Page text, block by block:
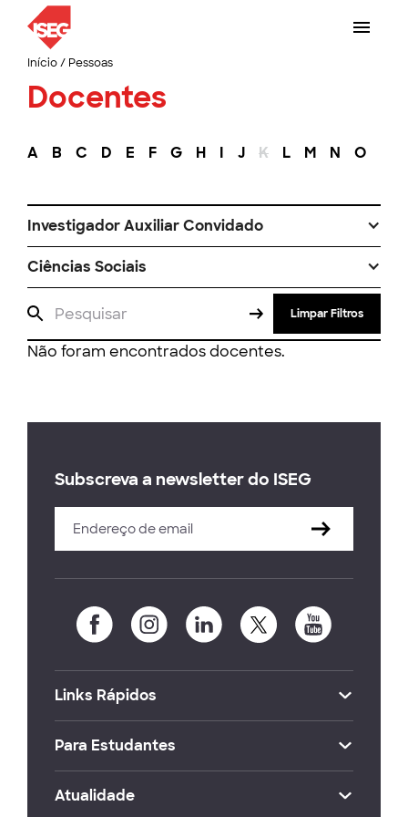
Início/ Pessoas
Docentes
A B C D E F G H I J K L M N O
Investigador Auxiliar Convidado
Ciências Sociais
Limpar Filtros
Não foram encontrados docentes.
Subscreva a newsletter do ISEG
Links Rápidos
Para Estudantes
Atualidade